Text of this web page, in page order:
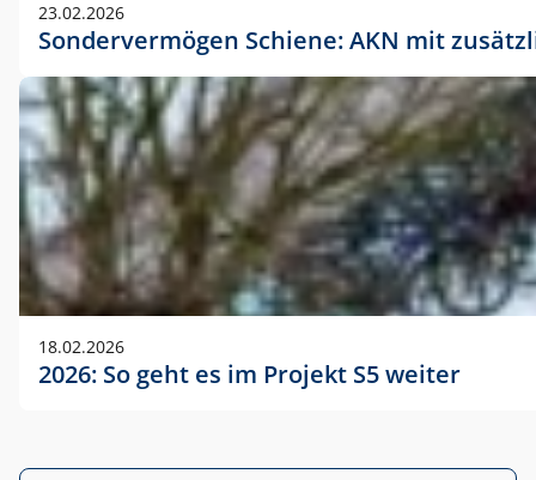
23.02.2026
Sondervermögen Schiene: AKN mit
18.02.2026
2026: So geht es im Projekt S5 weiter